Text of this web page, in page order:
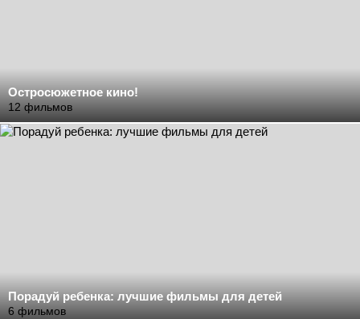
Остросюжетное кино!
12 фильмов
Порадуй ребенка: лучшие фильмы для детей
6 фильмов